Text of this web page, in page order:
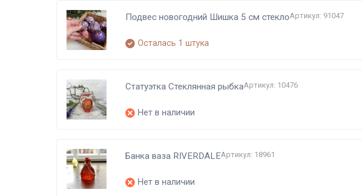
Подвес новогодний Шишка 5 см стеклоАртикул: 91047
Осталась 1 штука
Статуэтка Стеклянная рыбкаАртикул: 10476
Нет в наличии
Банка ваза RIVERDALEАртикул: 18961
Нет в наличии